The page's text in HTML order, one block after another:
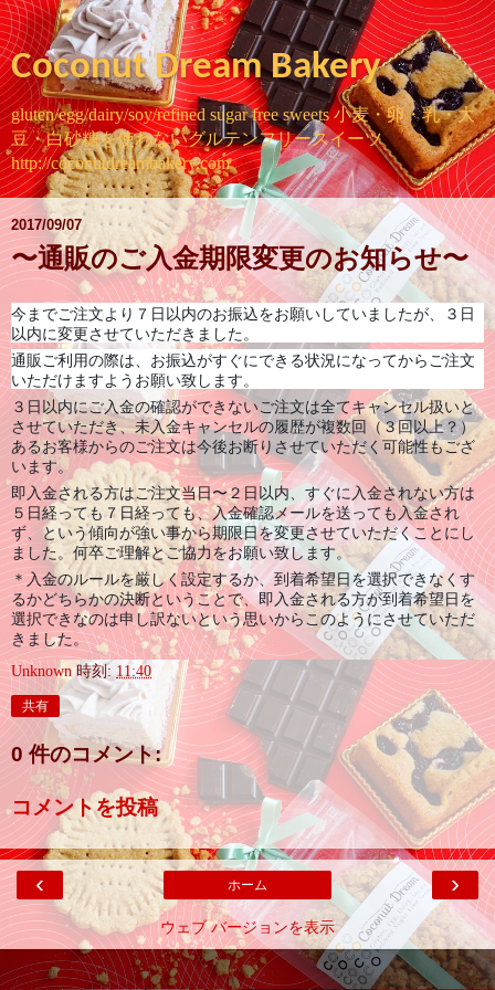
Coconut Dream Bakery
gluten/egg/dairy/soy/refined sugar free sweets 小麦・卵・乳・大
豆・白砂糖を使わないグルテンフリースイーツ
http://coconutdreambakery.com
2017/09/07
〜通販のご入金期限変更のお知らせ〜
今までご注文より７日以内のお振込をお願いしていましたが、３日
以内に変更させていただきました。
通販ご利用の際は、お振込がすぐにできる状況になってからご注文
いただけますようお願い致します。
３日以内にご入金の確認ができないご注文は全てキャンセル扱いと
させていただき、未入金キャンセルの履歴が複数回（３回以上？）
あるお客様からのご注文は今後お断りさせていただく可能性もござ
います。
即入金される方はご注文当日〜２日以内、すぐに入金されない方は
５日経っても７日経っても、入金確認メールを送っても入金され
ず、という傾向が強い事から期限日を変更させていただくことにし
ました。何卒ご理解とご協力をお願い致します。
＊入金のルールを厳しく設定するか、到着希望日を選択できなくす
るかどちらかの決断ということで、即入金される方が到着希望日を
選択できなのは申し訳ないという思いからこのようにさせていただ
きました。
Unknown 時刻: 11:40
共有
0 件のコメント:
コメントを投稿
‹ ›
ホーム
ウェブ バージョンを表示